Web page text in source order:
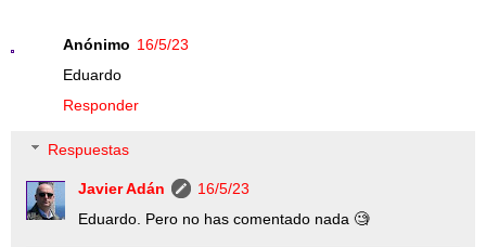
Anónimo 16/5/23
Eduardo
Responder
Respuestas
Javier Adán
16/5/23
Eduardo. Pero no has comentado nada 🧐